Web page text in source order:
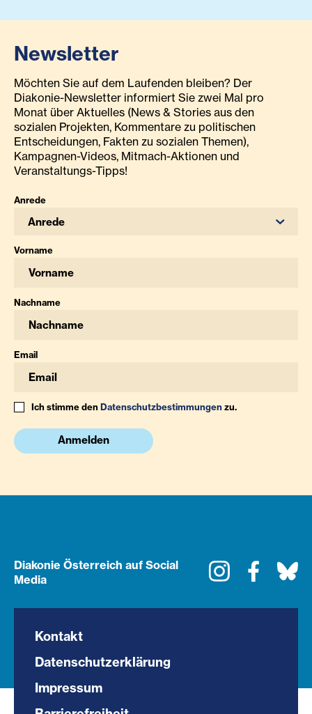
Newsletter
Möchten Sie auf dem Laufenden bleiben? Der
Diakonie-Newsletter informiert Sie zwei Mal pro
Monat über Aktuelles (News & Stories aus den
sozialen Projekten, Kommentare zu politischen
Entscheidungen, Fakten zu sozialen Themen),
Kampagnen-Videos, Mitmach-Aktionen und
Veranstaltungs-Tipps!
Anrede
Anrede
Vorname
Nachname
Email
Ich stimme denDatenschutzbestimmungenzu.
Anmelden
Diakonie Österreich auf Social
Media
Instagram
Kontakt
Datenschutzerklärung
Impressum